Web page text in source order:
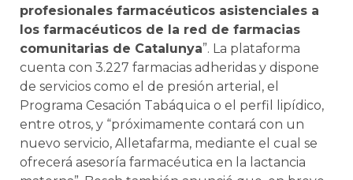
profesionales farmacéuticos asistenciales a
los farmacéuticos de la red de farmacias
comunitarias de Catalunya”. La plataforma
cuenta con 3.227 farmacias adheridas y dispone
de servicios como el de presión arterial, el
Programa Cesación Tabáquica o el perfil lipídico,
entre otros, y “próximamente contará con un
nuevo servicio, Alletafarma, mediante el cual se
ofrecerá asesoría farmacéutica en la lactancia